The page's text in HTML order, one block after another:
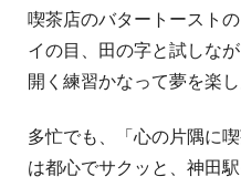
喫茶店のバタートースト
イの目、田の字と試しな
開く練習かなって夢を楽し
多忙でも、「心の片隅に
は都心でサクッと、神田